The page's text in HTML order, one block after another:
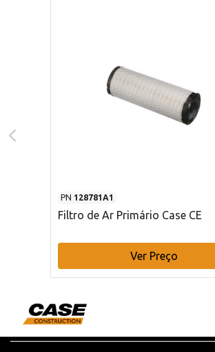
PN 128781A1
Filtro de Ar Primário Case CE
Ver Preço